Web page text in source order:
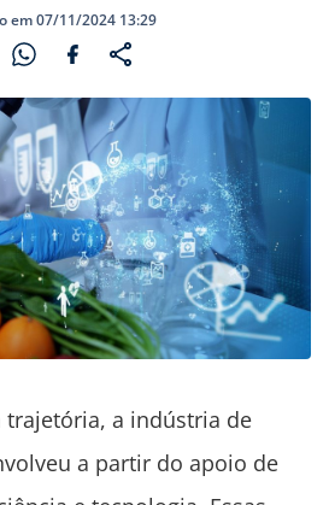
em 07/11/2024 13:29
trajetória, a indústria de
a partir do apoio de